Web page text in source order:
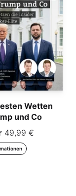
Wetten
und Co
49,99 €